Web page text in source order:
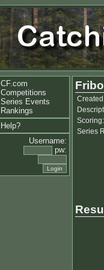
CF.com
Competitions
Series Events
Rankings
Help?
Username:
pw:
Scoring:
Series